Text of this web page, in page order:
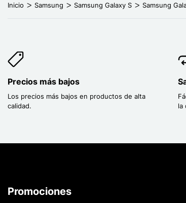
Inicio Samsung Samsung Galaxy S Samsung
Precios más bajos
Los precios más bajos en productos de alta
calidad.
la
Promociones